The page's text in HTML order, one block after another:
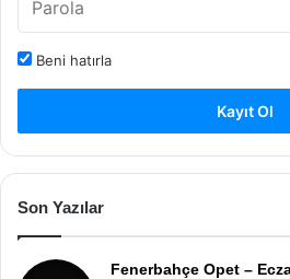
Beni hatırla
Kayıt Ol
Son Yazılar
Fenerbahçe Opet –